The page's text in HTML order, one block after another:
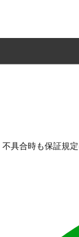
具合時も保証規